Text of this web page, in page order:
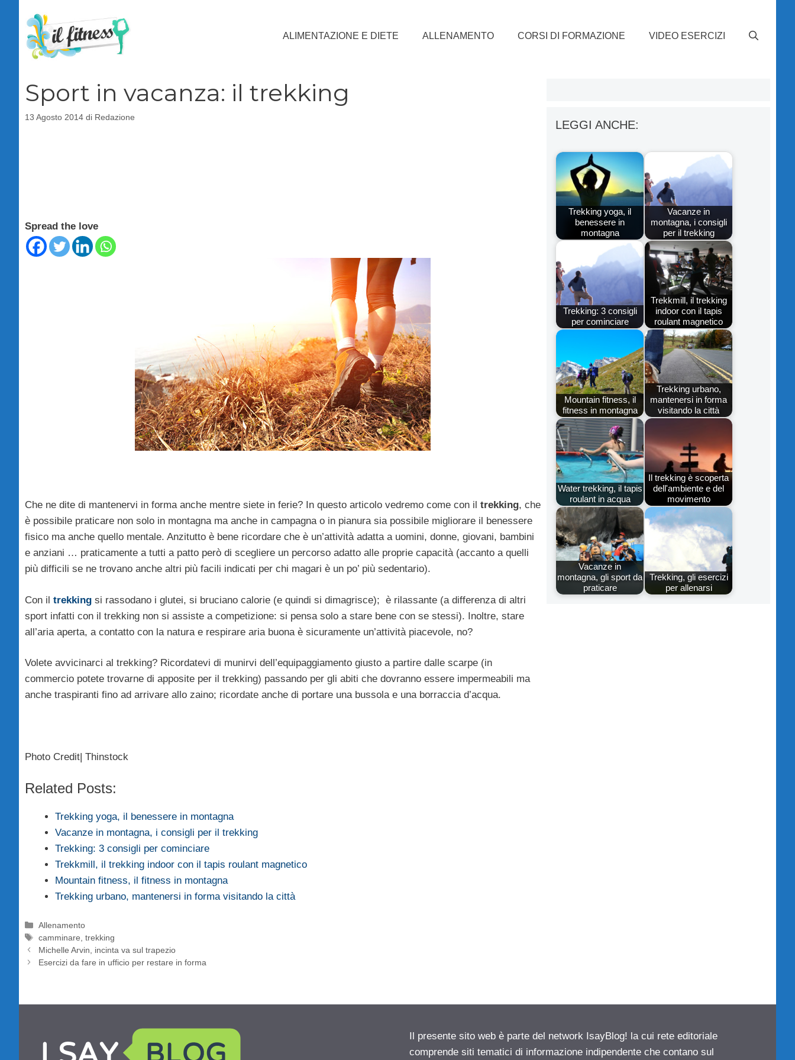
contenuto
ALIMENTAZIONE E DIETE ALLENAMENTO CORSI DI FORMAZIONE VIDEO ESERCIZI
Sport in vacanza: il trekking
13 Agosto 2014 di Redazione
Spread the love
Che ne dite di mantenervi in forma anche mentre siete in ferie? In questo articolo vedremo come con il trekking, che
è possibile praticare non solo in montagna ma anche in campagna o in pianura sia possibile migliorare il benessere
fisico ma anche quello mentale. Anzitutto è bene ricordare che è un’attività adatta a uomini, donne, giovani, bambini
e anziani … praticamente a tutti a patto però di scegliere un percorso adatto alle proprie capacità (accanto a quelli
più difficili se ne trovano anche altri più facili indicati per chi magari è un po’ più sedentario).
Con il trekking si rassodano i glutei, si bruciano calorie (e quindi si dimagrisce); è rilassante (a differenza di altri
sport infatti con il trekking non si assiste a competizione: si pensa solo a stare bene con se stessi). Inoltre, stare
all’aria aperta, a contatto con la natura e respirare aria buona è sicuramente un’attività piacevole, no?
Volete avvicinarci al trekking? Ricordatevi di munirvi dell’equipaggiamento giusto a partire dalle scarpe (in
commercio potete trovarne di apposite per il trekking) passando per gli abiti che dovranno essere impermeabili ma
anche traspiranti fino ad arrivare allo zaino; ricordate anche di portare una bussola e una borraccia d’acqua.
Photo Credit| Thinstock
Related Posts:
Trekking yoga, il benessere in montagna
Vacanze in montagna, i consigli per il trekking
Trekking: 3 consigli per cominciare
Trekkmill, il trekking indoor con il tapis roulant magnetico
Mountain fitness, il fitness in montagna
Trekking urbano, mantenersi in forma visitando la città
Categorie
Allenamento
Tag
camminare ,trekking
Michelle Arvin, incinta va sul trapezio
Esercizi da fare in ufficio per restare in forma
LEGGI ANCHE:
Trekking yoga, il
benessere in
montagna
Vacanze in
montagna, i consigli
per il trekking
Trekking: 3 consigli
per cominciare
Trekkmill, il trekking
indoor con il tapis
roulant magnetico
Mountain fitness, il
fitness in montagna
Trekking urbano,
mantenersi in forma
visitando la città
Water trekking, il tapis
roulant in acqua
Il trekking è scoperta
dell'ambiente e del
movimento
Vacanze in
montagna, gli sport da
praticare
Trekking, gli esercizi
per allenarsi
Il presente sito web è parte del network IsayBlog! la cui rete editoriale
comprende siti tematici di informazione indipendente che contano sul